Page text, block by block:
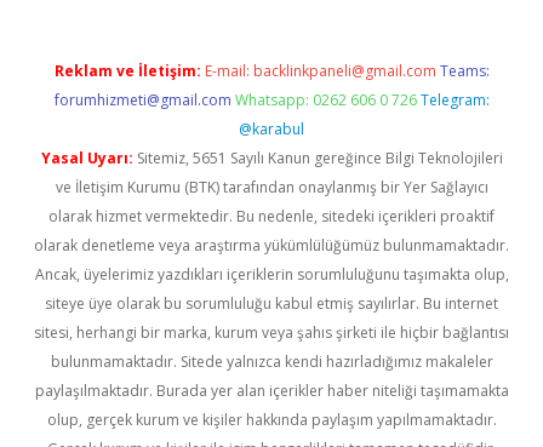
Reklam ve İletişim: E-mail: backlinkpaneli@gmail.com Teams:
forumhizmeti@gmail.com Whatsapp: 0262 606 0 726 Telegram:
@karabul
Yasal Uyarı: Sitemiz, 5651 Sayılı Kanun gereğince Bilgi Teknolojileri
ve İletişim Kurumu (BTK) tarafından onaylanmış bir Yer Sağlayıcı
olarak hizmet vermektedir. Bu nedenle, sitedeki içerikleri proaktif
olarak denetleme veya araştırma yükümlülüğümüz bulunmamaktadır.
Ancak, üyelerimiz yazdıkları içeriklerin sorumluluğunu taşımakta olup,
siteye üye olarak bu sorumluluğu kabul etmiş sayılırlar. Bu internet
sitesi, herhangi bir marka, kurum veya şahıs şirketi ile hiçbir bağlantısı
bulunmamaktadır. Sitede yalnızca kendi hazırladığımız makaleler
paylaşılmaktadır. Burada yer alan içerikler haber niteliği taşımamakta
olup, gerçek kurum ve kişiler hakkında paylaşım yapılmamaktadır.